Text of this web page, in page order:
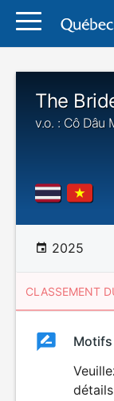
The
v.o. : Cô Dâu
2025
CLASSEMENT
Classement